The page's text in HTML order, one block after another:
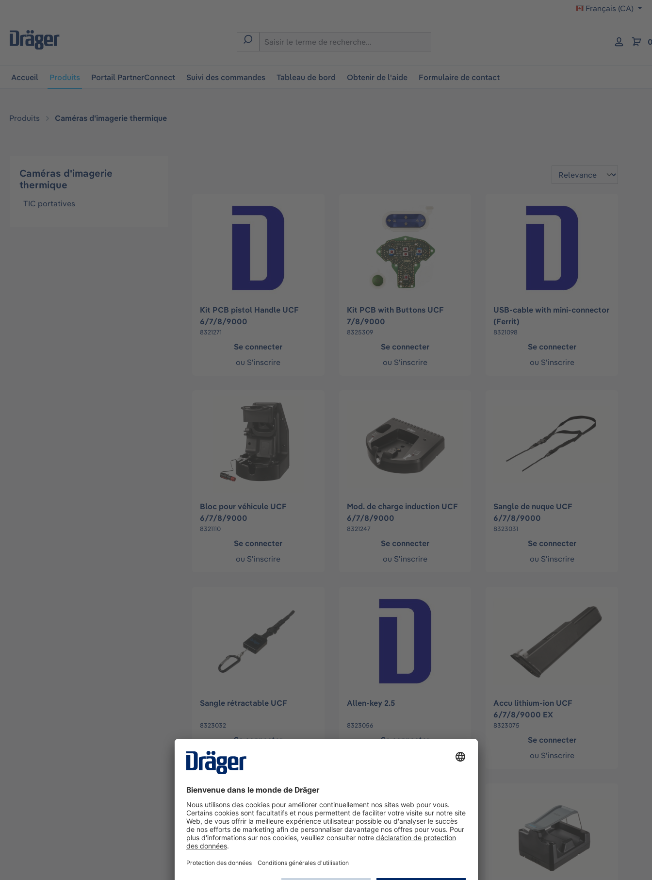
Français (CA)
Accueil Produits Portail PartnerConnect Suivi des commandes Tableau de bord Obtenir de l'aide Formulaire de contact
Produits Caméras d'imagerie thermique
Caméras d'imagerie
thermique
TIC portatives
Kit PCB pistol Handle UCF
6/7/8/9000
8321271
Se connecter
ou S'inscrire
Kit PCB with Buttons UCF
7/8/9000
8325309
Se connecter
ou S'inscrire
USB-cable with mini-connector
(Ferrit)
8321098
Se connecter
ou S'inscrire
Bloc pour véhicule UCF
6/7/8/9000
8321110
Se connecter
ou S'inscrire
Mod. de charge induction UCF
6/7/8/9000
8321247
Se connecter
ou S'inscrire
Sangle de nuque UCF
6/7/8/9000
8323031
Se connecter
ou S'inscrire
Sangle rétractable UCF
8323032
Se connecter
ou
Allen-key 2.5
8323056
Se connecter
Accu lithium-ion UCF
6/7/8/9000 EX
8323075
Se connecter
ou S'inscrire